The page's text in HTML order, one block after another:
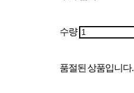
수량
품절된 상품입니다.